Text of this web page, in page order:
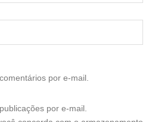
por e-mail.
por e-mail.